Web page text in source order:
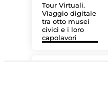
Tour Virtuali.
Viaggio digitale
tra otto musei
civici e i loro
capolavori